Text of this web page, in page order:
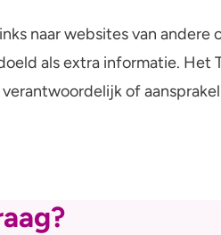
naar websites van
als extra informatie.
of